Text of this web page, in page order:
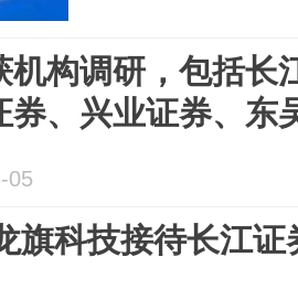
机构调研，包括长
券、兴业证券、东
05
旗科技接待长江